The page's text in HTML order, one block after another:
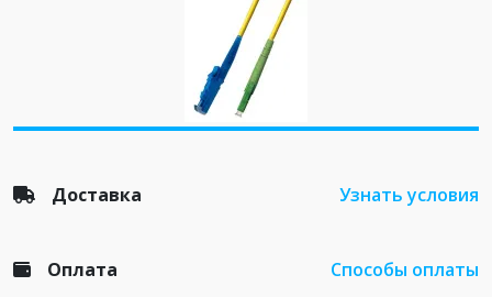
Доставка Узнать условия
Оплата Способы оплаты